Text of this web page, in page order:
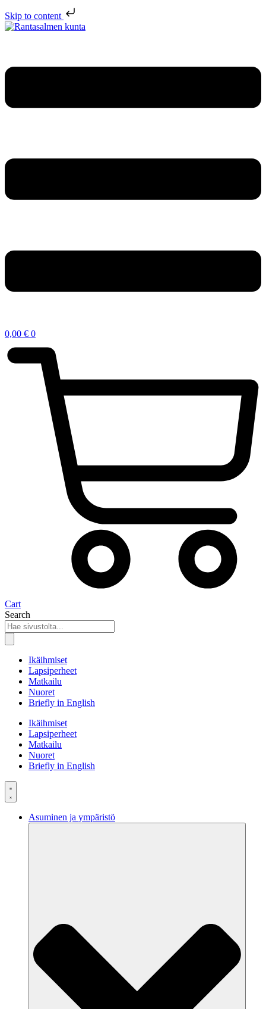
Skip to content
0,00 € 0
Cart
Search
Ikäihmiset
Lapsiperheet
Matkailu
Nuoret
Briefly in English
Ikäihmiset
Lapsiperheet
Matkailu
Nuoret
Briefly in English
Asuminen ja ympäristö